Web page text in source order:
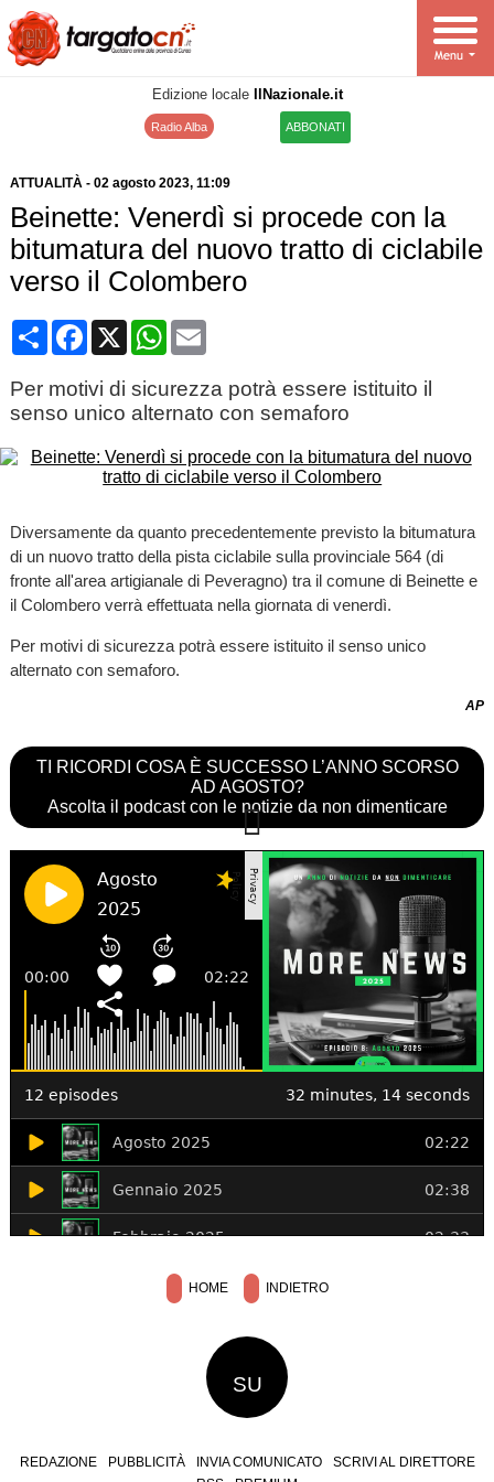
Edizione locale IlNazionale.it
Radio Alba ABBONATI
ATTUALITÀ- 02 agosto 2023, 11:09
Beinette: Venerdì si procede con la
bitumatura del nuovo tratto di ciclabile
verso il Colombero
CondividiFacebook
X WhatsApp
Email
Per motivi di sicurezza potrà essere istituito il
senso unico alternato con semaforo
Diversamente da quanto precedentemente previsto la bitumatura
di un nuovo tratto della pista ciclabile sulla provinciale 564 (di
fronte all'area artigianale di Peveragno) tra il comune di Beinette e
il Colombero verrà effettuata nella giornata di venerdì.
Per motivi di sicurezza potrà essere istituito il senso unico
alternato con semaforo.
AP
TI RICORDI COSA È SUCCESSO L’ANNO SCORSO
AD AGOSTO?
Ascolta il podcast con le notizie da non dimenticare
HOME INDIETRO
SU
REDAZIONE PUBBLICITÀ INVIA COMUNICATO
SCRIVI AL DIRETTORE